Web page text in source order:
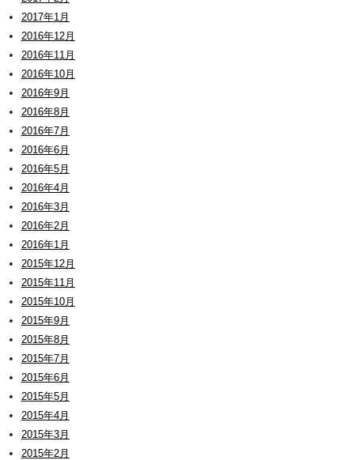
2017年1月
2016年12月
2016年11月
2016年10月
2016年9月
2016年8月
2016年7月
2016年6月
2016年5月
2016年4月
2016年3月
2016年2月
2016年1月
2015年12月
2015年11月
2015年10月
2015年9月
2015年8月
2015年7月
2015年6月
2015年5月
2015年4月
2015年3月
2015年2月